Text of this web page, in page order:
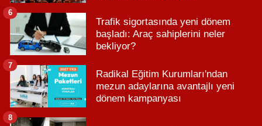
Trafik sigortasında yeni dönem
başladı: Araç sahiplerini neler
bekliyor?
6
Radikal Eğitim Kurumları'ndan
mezun adaylarına avantajlı yeni
dönem kampanyası
7
8